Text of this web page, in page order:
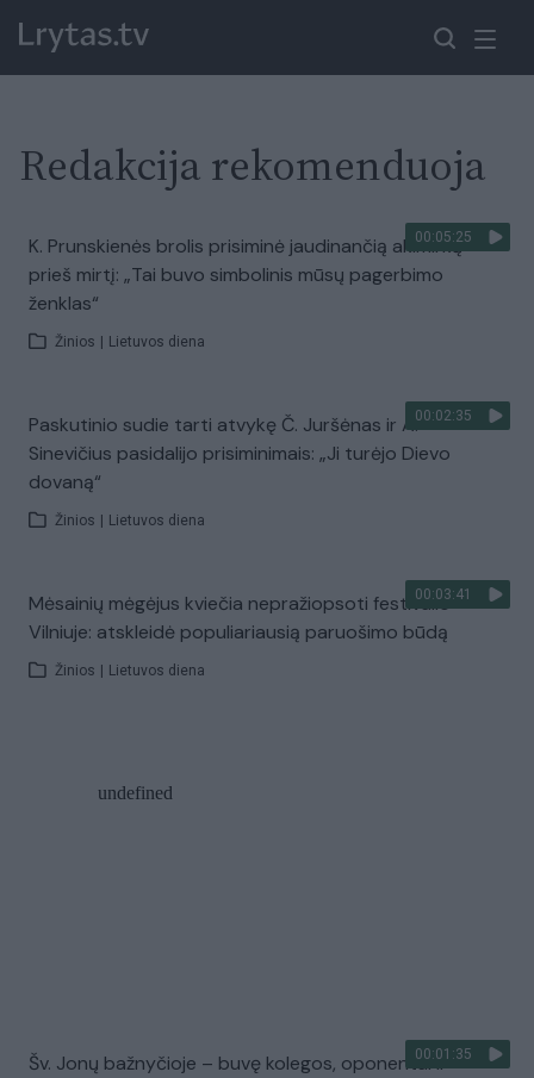
Redakcija rekomenduoja
00:05:25
K. Prunskienės brolis prisiminė jaudinančią akimirką
prieš mirtį: „Tai buvo simbolinis mūsų pagerbimo
ženklas“
Žinios Lietuvos diena
00:02:35
Paskutinio sudie tarti atvykę Č. Juršėnas ir A.
Sinevičius pasidalijo prisiminimais: „Ji turėjo Dievo
dovaną“
Žinios Lietuvos diena
00:03:41
Mėsainių mėgėjus kviečia nepražiopsoti festivalio
Vilniuje: atskleidė populiariausią paruošimo būdą
Žinios Lietuvos diena
00:01:35
Šv. Jonų bažnyčioje – buvę kolegos, oponentai ir